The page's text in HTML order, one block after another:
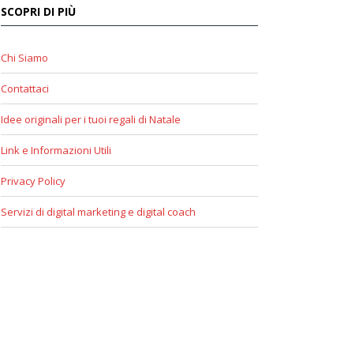
SCOPRI DI PIÙ
Chi Siamo
Contattaci
Idee originali per i tuoi regali di Natale
Link e Informazioni Utili
Privacy Policy
Servizi di digital marketing e digital coach